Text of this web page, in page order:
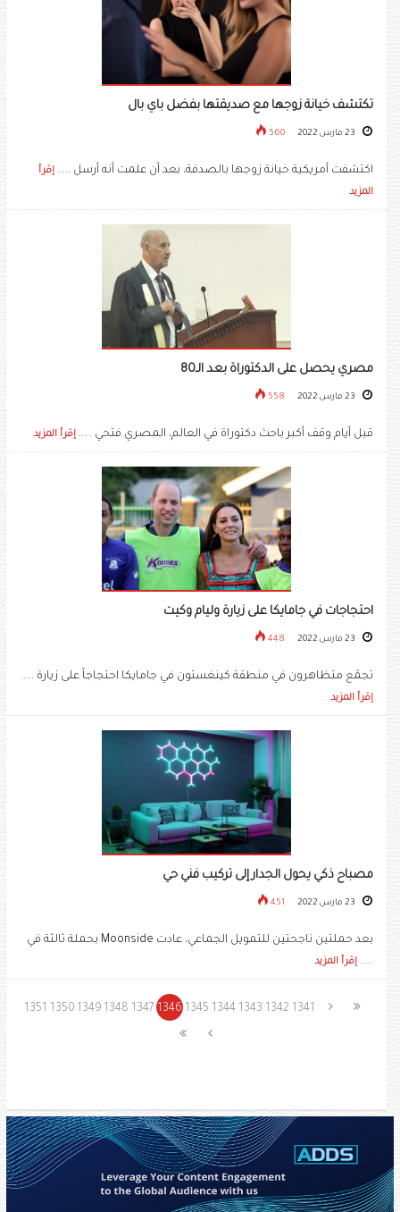
تكتشف خيانة زوجها مع صديقتها بفضل باي بال
560
اكتشفت أمريكية خيانة زوجها بالصدفة، بعد أن علمت أنه أرسل ..... إقرأ
المزيد
مصري يحصل على الدكتوراة بعد الـ80
558
قبل أيام وقف أكبر باحث دكتوراة في العالم، المصري فتحي ..... إقرأ المزيد
احتجاجات في جامايكا على زيارة وليام وكيت
448
تجمّع متظاهرون في منطقة كينغستون في جامايكا احتجاجاً على زيارة .....
إقرأ المزيد
مصباح ذكي يحول الجدار إلى تركيب فني حي
451
بعد حملتين ناجحتين للتمويل الجماعي، عادت Moonside بحملة ثالثة في
..... إقرأ المزيد
1341
1342
1343
1344
1345
1346
1347
1348
1349
1350
1351